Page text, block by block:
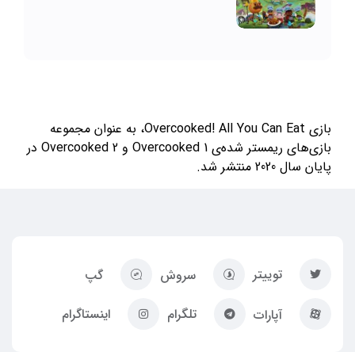
بازی Overcooked! All You Can Eat، به عنوان مجموعه
بازی‌های ریمستر شده‌ی Overcooked 1 و Overcooked 2 در
پایان سال 2020 منتشر شد.
توییتر سروش
گپ
آپارات
تلگرام اینستاگرام